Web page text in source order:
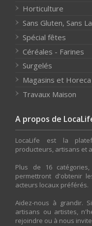
Horticulture
Sans Gluten, Sans
Spécial fêtes
Céréales - Farines
Surgelés
Magasins et Horeca
Travaux Maison
A propos de
LocaLife est la
producteurs, artisans et
Plus de 16
permettront d'obtenir
acteurs locaux préférés.
Aidez-nous à grandir.
artisans ou artistes,
rejoindre ou à nous